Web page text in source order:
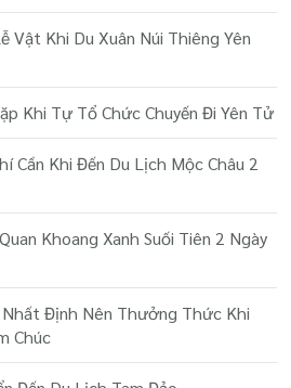
Vật Khi Du Xuân Núi Thiêng Yên
Khi Tự Tổ Chức Chuyến Đi Yên Tử
Cần Khi Đến Du Lịch Mộc Châu 2
Khoang Xanh Suối Tiên 2 Ngày
Định Nên Thưởng Thức Khi
Chúc